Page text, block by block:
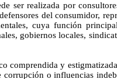
ser realizada por
del consumidor,
cuya función
gobiernos locales,
comprendida y
corrupción o influencias